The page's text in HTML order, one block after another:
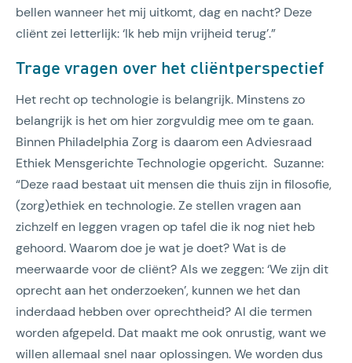
bellen wanneer het mij uitkomt, dag en nacht? Deze
cliënt zei letterlijk: ‘Ik heb mijn vrijheid terug’.”
Trage vragen over het cliëntperspectief
Het recht op technologie is belangrijk. Minstens zo
belangrijk is het om hier zorgvuldig mee om te gaan.
Binnen Philadelphia Zorg is daarom een Adviesraad
Ethiek Mensgerichte Technologie opgericht. Suzanne:
“Deze raad bestaat uit mensen die thuis zijn in filosofie,
(zorg)ethiek en technologie. Ze stellen vragen aan
zichzelf en leggen vragen op tafel die ik nog niet heb
gehoord. Waarom doe je wat je doet? Wat is de
meerwaarde voor de cliënt? Als we zeggen: ‘We zijn dit
oprecht aan het onderzoeken’, kunnen we het dan
inderdaad hebben over oprechtheid? Al die termen
worden afgepeld. Dat maakt me ook onrustig, want we
willen allemaal snel naar oplossingen. We worden dus